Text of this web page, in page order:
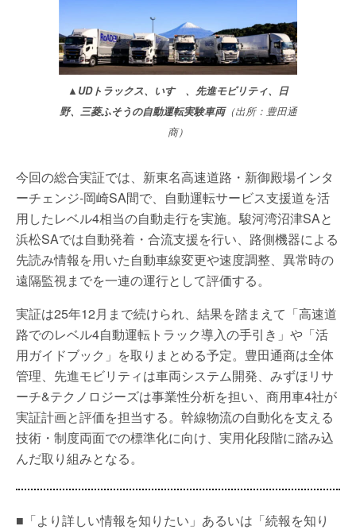
▲UDトラックス、いすゞ、先進モビリティ、日
野、三菱ふそうの自動運転実験車両（出所：豊田通
商）
今回の総合実証では、新東名高速道路・新御殿場インタ
ーチェンジ-岡崎SA間で、自動運転サービス支援道を活
用したレベル4相当の自動走行を実施。駿河湾沼津SAと
浜松SAでは自動発着・合流支援を行い、路側機器による
先読み情報を用いた自動車線変更や速度調整、異常時の
遠隔監視までを一連の運行として評価する。
実証は25年12月まで続けられ、結果を踏まえて「高速道
路でのレベル4自動運転トラック導入の手引き」や「活
用ガイドブック」を取りまとめる予定。豊田通商は全体
管理、先進モビリティは車両システム開発、みずほリサ
ーチ&テクノロジーズは事業性分析を担い、商用車4社が
実証計画と評価を担当する。幹線物流の自動化を支える
技術・制度両面での標準化に向け、実用化段階に踏み込
んだ取り組みとなる。
■「より詳しい情報を知りたい」あるいは「続報を知り